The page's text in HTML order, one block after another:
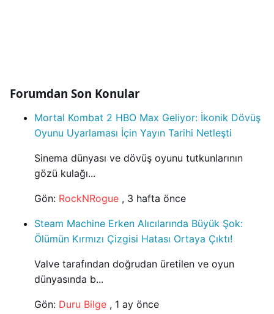
Forumdan Son Konular
Mortal Kombat 2 HBO Max Geliyor: İkonik Dövüş
Oyunu Uyarlaması İçin Yayın Tarihi Netleşti
Sinema dünyası ve dövüş oyunu tutkunlarının
gözü kulağı...
Gön: RockNRogue , 3 hafta önce
Steam Machine Erken Alıcılarında Büyük Şok:
Ölümün Kırmızı Çizgisi Hatası Ortaya Çıktı!
Valve tarafından doğrudan üretilen ve oyun
dünyasında b...
Gön: Duru Bilge , 1 ay önce